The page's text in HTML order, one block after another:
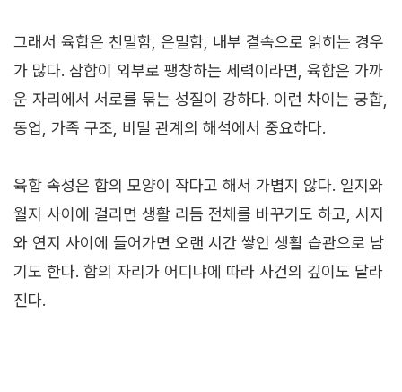
그래서 육합은 친밀함, 은밀함, 내부 결속으로 읽히는 경우
가 많다. 삼합이 외부로 팽창하는 세력이라면, 육합은 가까
운 자리에서 서로를 묶는 성질이 강하다. 이런 차이는 궁합,
동업, 가족 구조, 비밀 관계의 해석에서 중요하다.
육합 속성은 합의 모양이 작다고 해서 가볍지 않다. 일지와
월지 사이에 걸리면 생활 리듬 전체를 바꾸기도 하고, 시지
와 연지 사이에 들어가면 오랜 시간 쌓인 생활 습관으로 남
기도 한다. 합의 자리가 어디냐에 따라 사건의 깊이도 달라
진다.